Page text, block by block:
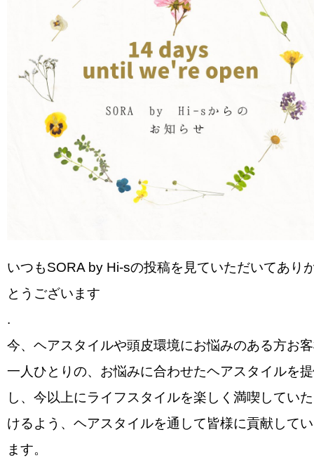
いつもSORA by Hi-sの投稿を見ていただいてあり
とうございます
.
今、ヘアスタイルや頭皮環境にお悩みのある方お
一人ひとりの、お悩みに合わせたヘアスタイルを
し、今以上にライフスタイルを楽しく満喫してい
けるよう、ヘアスタイルを通して皆様に貢献して
ます。